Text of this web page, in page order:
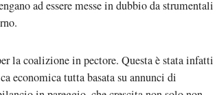
ad essere messe in dubbio da strumentali
la coalizione in pectore. Questa è stata infatti
economica tutta basata su annunci di